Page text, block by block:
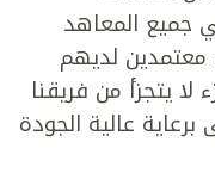
جميع المعاهد
معتمدين لديهم
يتجزأ من فريقنا
عالية الجودة